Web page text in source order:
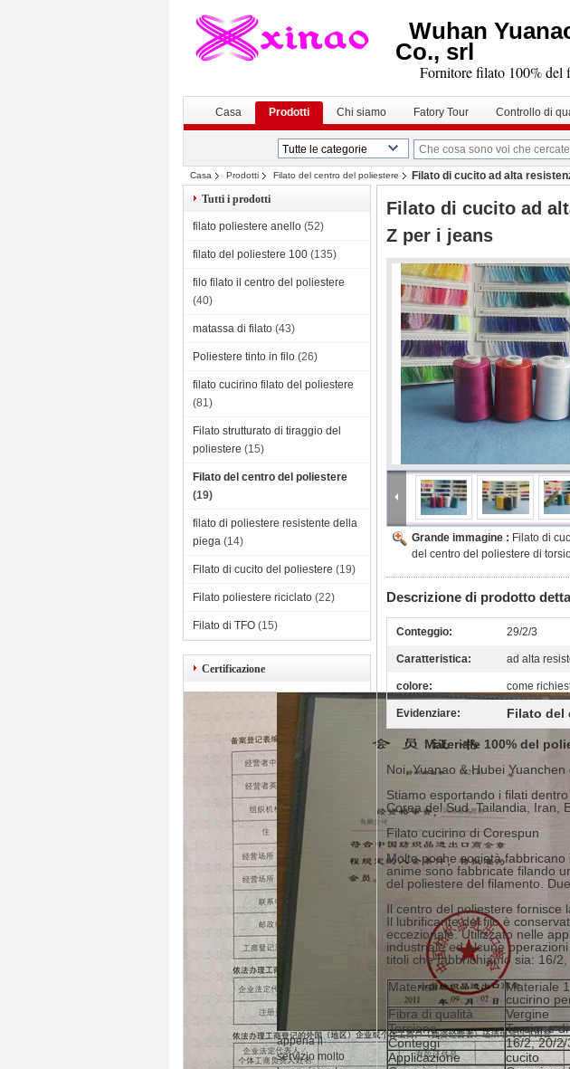
Wuhan
Co., srl
Fornitore filato 100% del
Casa Prodotti Chi siamo Fatory Tour Controllo di
Casa Prodotti Filato del centro del poliestere
Filato di cucito ad alta
Tutti i prodotti
filato poliestere anello (52)
filato del poliestere 100 (135)
filo filato il centro del poliestere
(40)
matassa di filato (43)
Poliestere tinto in filo (26)
filato cucirino filato del poliestere
(81)
Filato strutturato di tiraggio del
poliestere (15)
Filato del centro del poliestere
(19)
filato di poliestere resistente della
piega (14)
Filato di cucito del poliestere (19)
Filato poliestere riciclato (22)
Filato di TFO (15)
Certificazione
appena il
servizio molto
Filato di cucito ad
Z per i jeans
Grande immagine : Filato di
del centro del poliestere di
Descrizione di prodotto
Conteggio: 29/2/3
Caratteristica: ad alta
colore: come
Evidenziare: Filato del
Materiale 100% del
Noi, Yuanao & Hubei
Stiamo esportando i filati
Corea del Sud, Tailandia, Iran,
Filato cucirino di Corespun
Molto poche società
anime sono fabbricate filando
del poliestere del filamento.
Il centro del poliestere fornisce
Il lubrificante del filo è
eccezionale. Utilizzato nelle
industriale ed alcune
titoli che fabbrichiamo sia: 16/
Materiali
Materiale
cucirino
Fibra di qualità
Vergine
Torsione
Torsione
Conteggi
16/2, 20/
Applicazione
cucito